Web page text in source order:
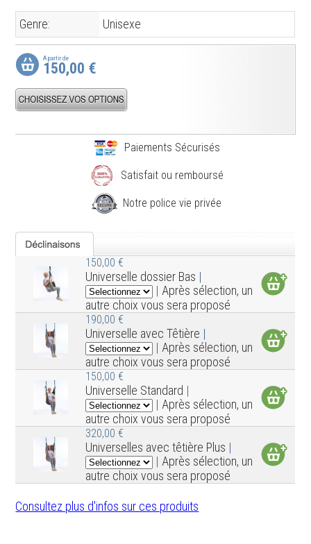
Genre: Unisexe
A partir de
150,00 €
Paiements Sécurisés
Satisfait ou remboursé
Notre police vie privée
150,00 €
Universelle dossier Bas |
| Après sélection, un
autre choix vous sera proposé
190,00 €
Universelle avec Têtière |
| Après sélection, un
autre choix vous sera proposé
150,00 €
Universelle Standard |
| Après sélection, un
autre choix vous sera proposé
320,00 €
Universelles avec têtière Plus |
| Après sélection, un
autre choix vous sera proposé
Consultez plus d'infos sur ces produits